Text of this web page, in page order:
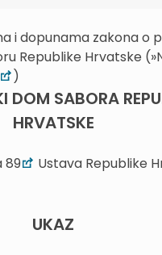
i dopunama zakona o
Republike Hrvatske
)
DOM SABORA
HRVATSKE
89
Ustava Republike
UKAZ